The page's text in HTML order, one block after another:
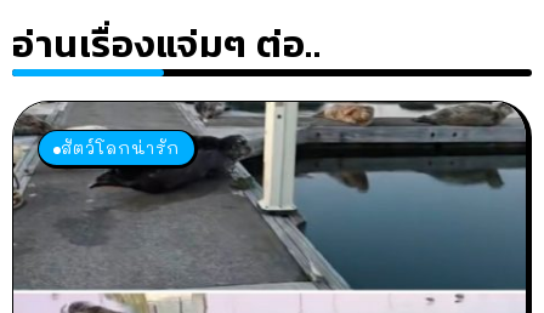
อ่านเรื่องแจ่มๆ ต่อ..
สัตว์โลกน่ารัก